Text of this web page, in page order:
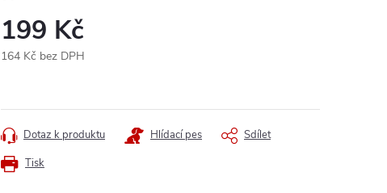
199 Kč
164 Kč bez DPH
Tisk
Dotaz k produktu Hlídací pes Sdílet